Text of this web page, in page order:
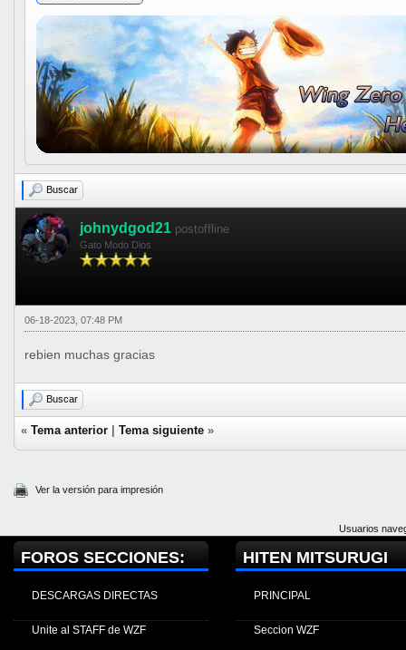
Buscar
johnydgod21 postoffline
Gato Modo Dios
06-18-2023, 07:48 PM
rebien muchas gracias
Buscar
« Tema anterior Tema siguiente »
Ver la versión para impresión
Usuarios
FOROS SECCIONES:
DESCARGAS DIRECTAS
Unite al STAFF de WZF
HITEN MITSURUGI
PRINCIPAL
Seccion WZF